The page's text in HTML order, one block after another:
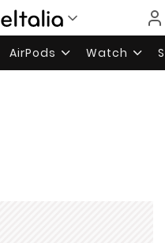
AirPods Watch